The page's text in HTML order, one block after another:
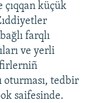
çıqqan küçük
farqlı
ve yerli
oturması, tedbir
saifesinde.